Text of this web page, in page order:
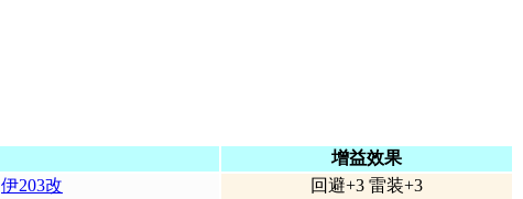
增益效果
伊203改
回避+3 雷装+3